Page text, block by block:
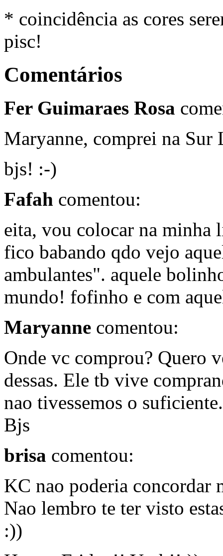
* coincidência as cores
pisc!
Comentários
Fer Guimaraes Rosa
Maryanne, comprei na Sur
bjs! :-)
Fafah comentou:
eita, vou colocar na minha
fico babando qdo vejo
ambulantes". aquele
mundo! fofinho e com
Maryanne comentou:
Onde vc comprou? Quero
dessas. Ele tb vive
nao tivessemos o
Bjs
brisa comentou:
KC nao poderia concordar
Nao lembro te ter visto
:))